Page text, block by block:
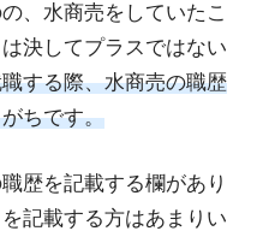
、水商売をしていたこ
決してプラスではない
する際、水商売の職歴
ちです。
歴を記載する欄があり
記載する方はあまりい